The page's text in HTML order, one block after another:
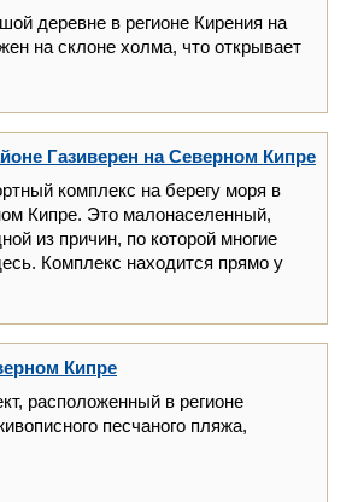
деревне в регионе Кирения на
на склоне холма, что открывает
Газиверен на Северном Кипре
комплекс на берегу моря в
Кипре. Это малонаселенный,
из причин, по которой многие
Комплекс находится прямо у
Кипре
расположенный в регионе
песчаного пляжа,